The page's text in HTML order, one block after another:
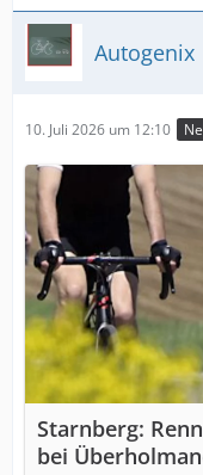
Autogenix
10. Juli 2026 um 12:10
Starnberg:
bei